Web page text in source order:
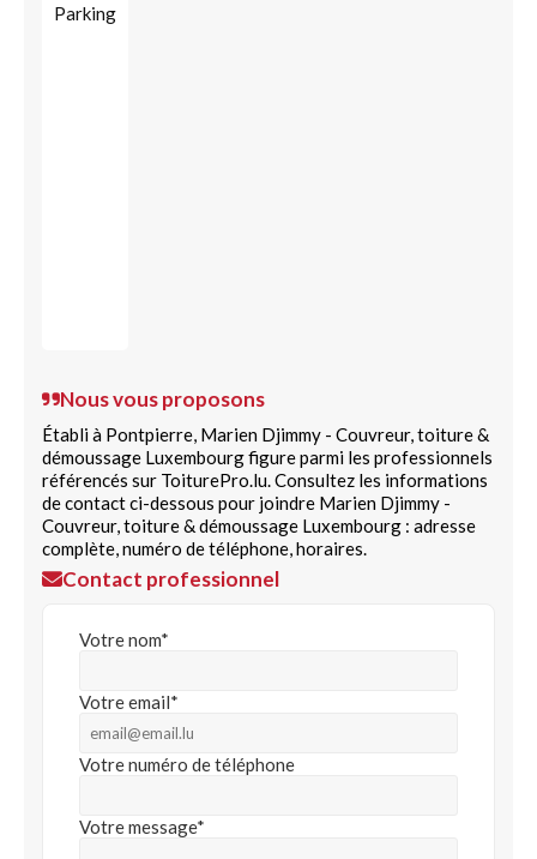
Parking
Nous vous proposons
Établi à Pontpierre, Marien Djimmy - Couvreur, toiture &
démoussage Luxembourg figure parmi les professionnels
référencés sur ToiturePro.lu. Consultez les informations
de contact ci-dessous pour joindre Marien Djimmy -
Couvreur, toiture & démoussage Luxembourg : adresse
complète, numéro de téléphone, horaires.
Contact professionnel
Votre nom*
Votre email*
Votre numéro de téléphone
Votre message*